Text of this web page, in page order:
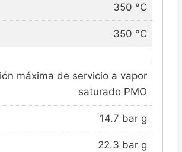
350 °C
350 °C
máxima de servicio a vapor
saturado PMO
14.7 bar g
22.3 bar g